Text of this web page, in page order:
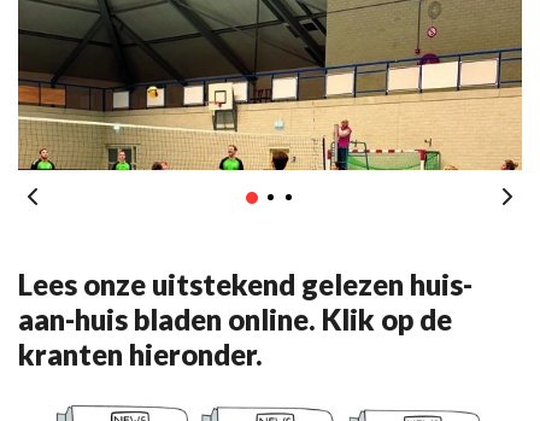
Lees onze uitstekend gelezen huis-
aan-huis bladen online. Klik op de
kranten hieronder.